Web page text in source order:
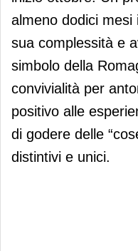
almeno dodici
sua complessità e
simbolo della
convivialità per
positivo alle
di godere delle
distintivi e unici.